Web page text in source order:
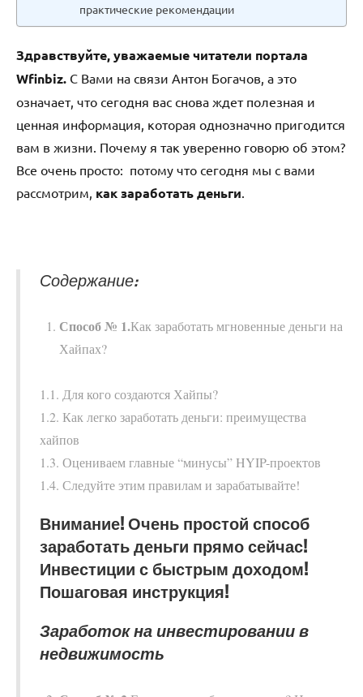
практические рекомендации
Здравствуйте, уважаемые читатели портала
Wfinbiz. С Вами на связи Антон Богачов, а это
означает, что сегодня вас снова ждет полезная и
ценная информация, которая однозначно пригодится
вам в жизни. Почему я так уверенно говорю об этом?
Все очень просто: потому что сегодня мы с вами
рассмотрим, как заработать деньги
Содержание:
Способ № 1.Как заработать мгновенные деньги на
Хайпах?
1.1. Для кого создаются Хайпы?
1.2. Как легко заработать деньги: преимущества
хайпов
1.3. Оцениваем главные “минусы” HYIP-проектов
1.4. Следуйте этим правилам и зарабатывайте!
Внимание! Очень простой способ
заработать деньги прямо сейчас!
Инвестиции с быстрым доходом!
Пошаговая инструкция!
Заработок на инвестировании в
недвижимость